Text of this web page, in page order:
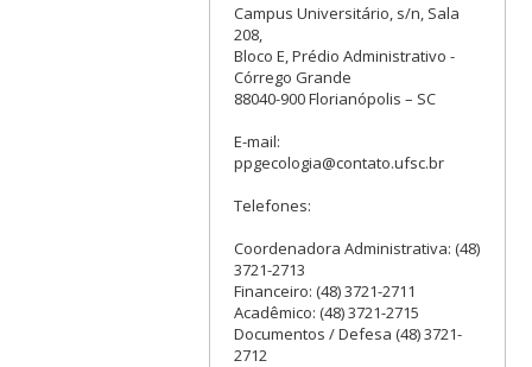
Campus Universitário, s/n, Sala
208,
Bloco E, Prédio Administrativo -
Córrego Grande
88040-900 Florianópolis – SC
E-mail:
ppgecologia@contato.ufsc.br
Telefones:
Coordenadora Administrativa: (48)
3721-2713
Financeiro: (48) 3721-2711
Acadêmico: (48) 3721-2715
Documentos / Defesa (48) 3721-
2712